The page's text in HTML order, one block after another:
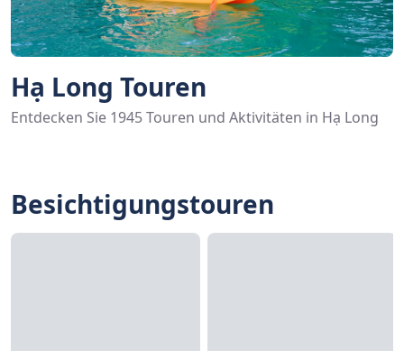
Hạ Long Touren
Entdecken Sie 1945 Touren und Aktivitäten in Hạ Long
Besichtigungstouren